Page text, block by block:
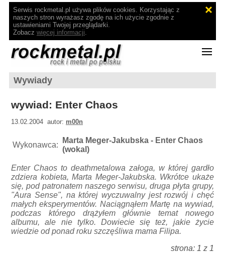
Serwis rockmetal.pl używa plików cookies. Korzystając z
naszych stron wyrażasz zgodę na ich użycie zgodnie z
ustawieniami Twojej przeglądarki.
Zobacz więcej informacji.
Wywiady
wywiad: Enter Chaos
13.02.2004 autor: m00n
Wykonawca:
Marta Meger-Jakubska - Enter Chaos
(wokal)
Enter Chaos to deathmetalowa załoga, w której gardło
zdziera kobieta, Marta Meger-Jakubska. Wkrótce ukaże
się, pod patronatem naszego serwisu, druga płyta grupy,
"Aura Sense", na której wyczuwalny jest rozwój i chęć
małych eksperymentów. Naciągnąłem Martę na wywiad,
podczas którego drążyłem głównie temat nowego
albumu, ale nie tylko. Dowiecie się też, jakie życie
wiedzie od ponad roku szczęśliwa mama Filipa.
strona: 1 z 1